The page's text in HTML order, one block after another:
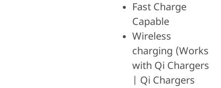
Fast Charge
Capable
Wireless
charging (Works
with Qi Chargers
| Qi Chargers